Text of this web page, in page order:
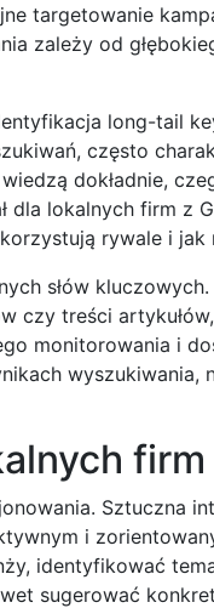
targetowanie
zależy od
long-tail
często
dokładnie,
lokalnych firm z
rywale i jak
słów
czy treści
monitorowania i
wyszukiwania,
firm
Sztuczna
i
identyfikować
sugerować